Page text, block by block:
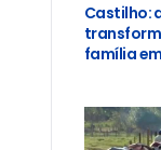
Castilho:
família